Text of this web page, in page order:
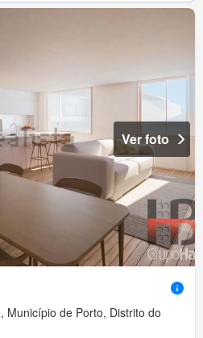
Ver foto
Município de Porto, Distrito do